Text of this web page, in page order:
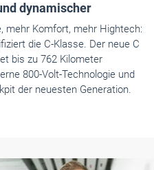
dynamischer
mehr Komfort, mehr Hightech:
die C-Klasse. Der neue C
bis zu 762 Kilometer
800-Volt-Technologie und
der neuesten Generation.